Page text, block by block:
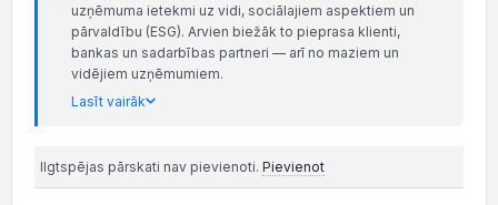
uzņēmuma ietekmi uz vidi, sociālajiem aspektiem un
pārvaldību (ESG). Arvien biežāk to pieprasa klienti,
bankas un sadarbības partneri — arī no maziem un
vidējiem uzņēmumiem.
Lasīt vairāk
Ilgtspējas pārskati nav pievienoti. Pievienot